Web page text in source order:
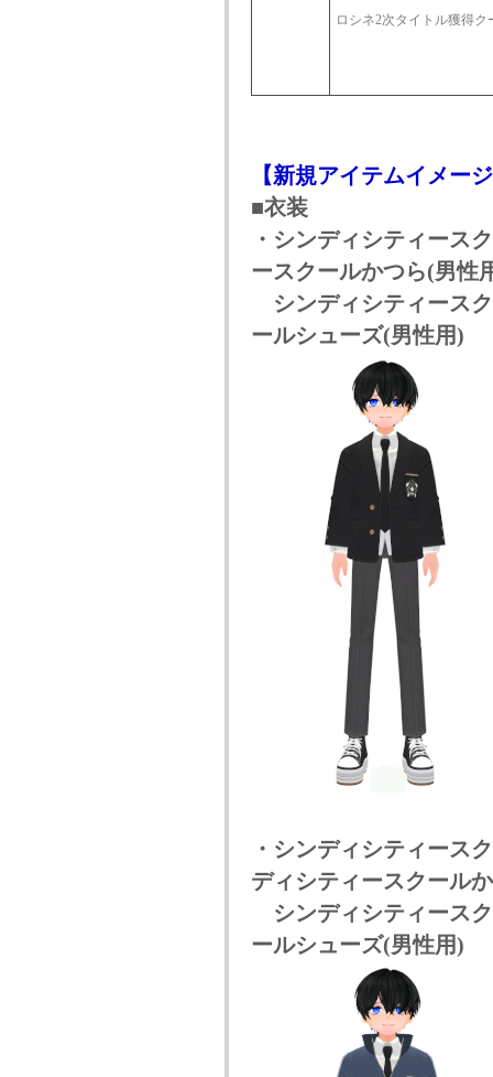
ロシネ2次タイトル獲得ク
【新規アイテムイメー
■衣装
・シンディシティース
ースクールかつら(男性
シンディシティース
ールシューズ(男性用)
・シンディシティース
ディシティースクール
シンディシティース
ールシューズ(男性用)